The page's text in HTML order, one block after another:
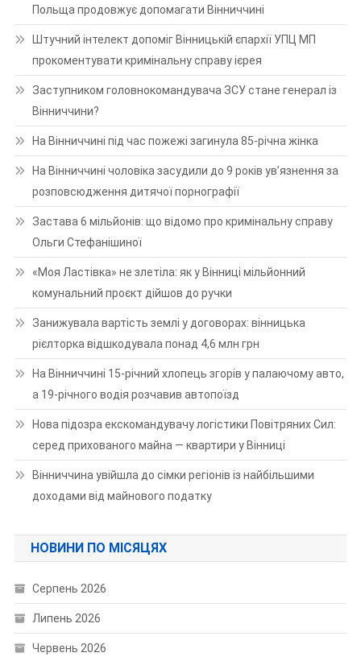
Польща продовжує допомагати Вінниччині
Штучний інтелект допоміг Вінницькій єпархії УПЦ МП
прокоментувати кримінальну справу ієрея
Заступником головнокомандувача ЗСУ стане генерал із
Вінниччини?
На Вінниччині під час пожежі загинула 85-річна жінка
На Вінниччині чоловіка засудили до 9 років ув’язнення за
розповсюдження дитячої порнографії
Застава 6 мільйонів: що відомо про кримінальну справу
Ольги Стефанішиної
«Моя Ластівка» не злетіла: як у Вінниці мільйонний
комунальний проєкт дійшов до ручки
Занижувала вартість землі у договорах: вінницька
рієлторка відшкодувала понад 4,6 млн грн
На Вінниччині 15-річний хлопець згорів у палаючому авто,
а 19-річного водія розчавив автопоїзд
Нова підозра екскомандувачу логістики Повітряних Сил:
серед прихованого майна — квартири у Вінниці
Вінниччина увійшла до сімки регіонів із найбільшими
доходами від майнового податку
НОВИНИ ПО МІСЯЦЯХ
Серпень 2026
Липень 2026
Червень 2026